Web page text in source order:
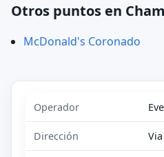
Otros puntos en
McDonald's Coronado
Operador
Dirección